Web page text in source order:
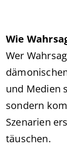
Wie
Wer
und Medien
sondern
Szenarien
täuschen.